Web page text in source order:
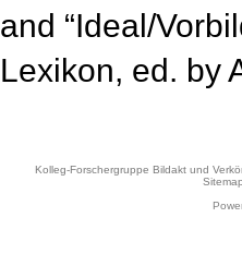
and “Ideal/
Lexikon, ed. by
Kolleg-Forschergruppe Bildakt und